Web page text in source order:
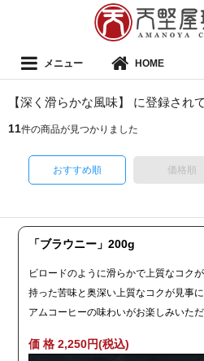
メニュー HOME
【深く滑らかな風味】 に登録され
11件の商品が見つかりました
おすすめ順 価格順
「ブラウニー」200g
ビロードのように滑らかで上質なコク
持った苦味と奥深い上質なコクが見事
アムコーヒーの味わいがお楽しみいただ
価 格 2,250円(税込)